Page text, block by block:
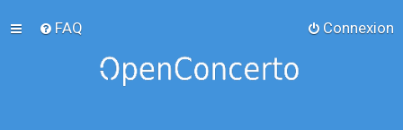
FAQ Connexion